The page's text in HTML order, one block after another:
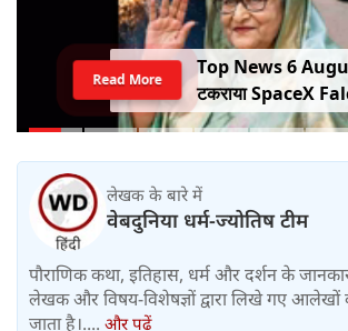
Top News 6
टकराया SpaceX
हसीना की घर वापसी
Read More
लेखक के बारे में
वेबदुनिया धर्म-ज्योतिष टीम
पौराणिक कथा, इतिहास, धर्म और दर्शन के
लेखक और विषय-विशेषज्ञों द्वारा लिखे गए आलेखों
जाता है।.... और पढ़ें